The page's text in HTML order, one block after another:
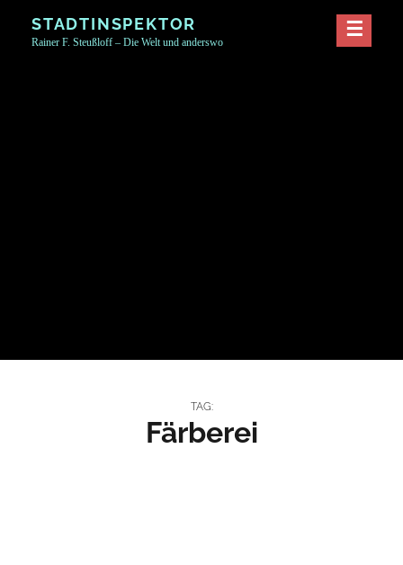
STADTINSPEKTOR
Rainer F. Steußloff – Die Welt und anderswo
TAG:
Färberei